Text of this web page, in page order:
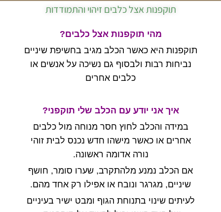
תוקפנות אצל כלבים זיהוי והתמודדות
מהי תוקפנות אצל כלבים?
תוקפנות היא כאשר הכלב מגיב בחשיפת שיניים
נביחות רבות ולבסוף גם נשיכה על אנשים או
כלבים אחרים
איך אני יודע עם הכלב שלי תוקפני?
במידה והכלב לחוץ חסר מנוחה מול כלבים
אחרים או כאשר מישהו חדש נכנס לבית זוהי
נורה אדומה ראשונה.
אם הכלב נמנע מלהתקרב, שערו סומר, חושף
שיניים, מגרגר ונובח או אפילו רק אחד מהם.
לעיתים שינוי בתנוחת הגוף ומבט ישיר בעיניים